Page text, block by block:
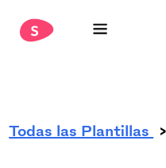
Todas las Plantillas